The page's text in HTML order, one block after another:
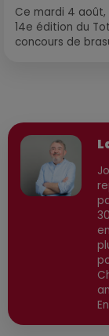
Ce mardi 4
14e édition du
concours de